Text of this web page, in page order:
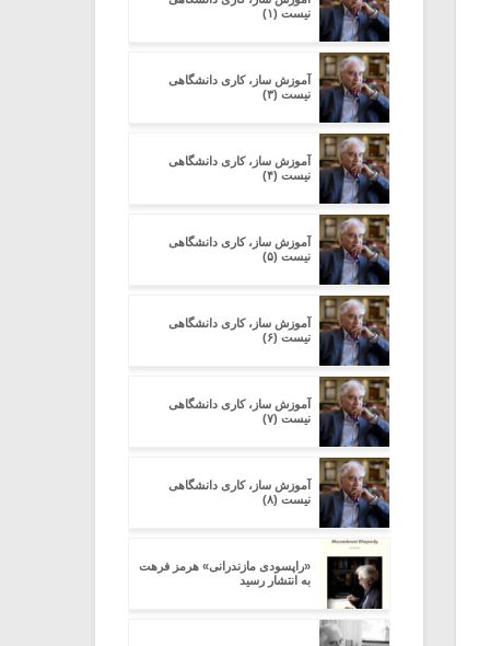
نیست (۱)
آموزش ساز، کاری دانشگاهی
نیست (۳)
آموزش ساز، کاری دانشگاهی
نیست (۴)
آموزش ساز، کاری دانشگاهی
نیست (۵)
آموزش ساز، کاری دانشگاهی
نیست (۶)
آموزش ساز، کاری دانشگاهی
نیست (۷)
آموزش ساز، کاری دانشگاهی
نیست (۸)
«راپسودی مازندرانی» هرمز فرهت
به انتشار رسید